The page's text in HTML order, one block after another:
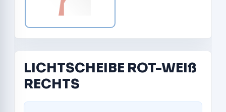
LICHTSCHEIBE ROT-WEIß
RECHTS